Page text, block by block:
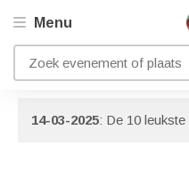
Menu
Artikelen met
Bekijk ook onzeblog pagina
14-03-2025: De 10